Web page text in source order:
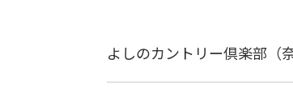
よしのカントリー倶楽部（